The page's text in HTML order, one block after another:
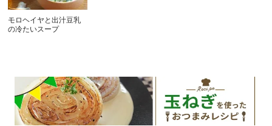
モロヘイヤと出汁豆乳
の冷たいスープ